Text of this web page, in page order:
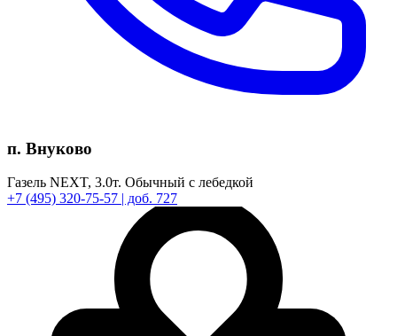
п. Внуково
Газель NEXT, 3.0т. Обычный с лебедкой
+7 (495) 320-75-57 | доб. 727